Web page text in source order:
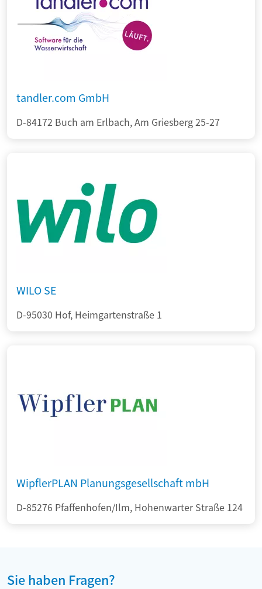
tandler.com GmbH
D-84172 Buch am Erlbach, Am Griesberg 25-27
WILO SE
D-95030 Hof, Heimgartenstraße 1
WipflerPLAN Planungsgesellschaft mbH
D-85276 Pfaffenhofen/Ilm, Hohenwarter Straße 124
Sie haben Fragen?